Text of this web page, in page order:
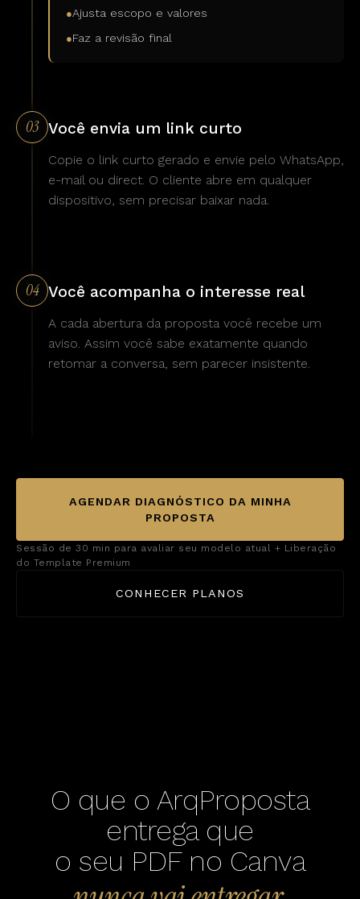
●Ajusta escopo e valores
●Faz a revisão final
03 Você envia um link curto
Copie o link curto gerado e envie pelo WhatsApp,
e-mail ou direct. O cliente abre em qualquer
dispositivo, sem precisar baixar nada.
04 Você acompanha o interesse real
A cada abertura da proposta você recebe um
aviso. Assim você sabe exatamente quando
retomar a conversa, sem parecer insistente.
AGENDAR DIAGNÓSTICO DA MINHA
PROPOSTA
Sessão de 30 min para avaliar seu modelo atual + Liberação
do Template Premium
CONHECER PLANOS
O que o ArqProposta
entrega que
o seu PDF no Canva